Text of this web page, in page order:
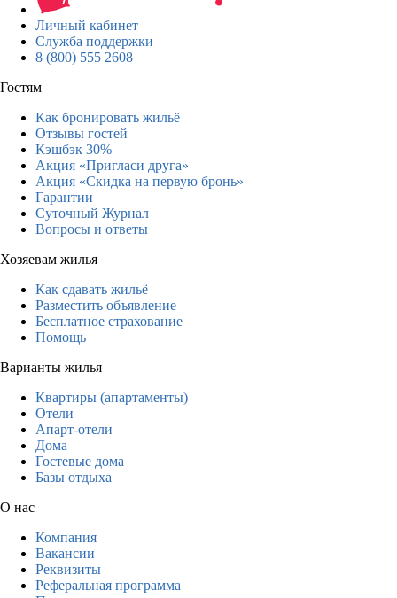
Личный кабинет
Служба поддержки
8 (800) 555 2608
Гостям
Как бронировать жильё
Отзывы гостей
Кэшбэк 30%
Акция «Пригласи друга»
Акция «Скидка на первую бронь»
Гарантии
Суточный Журнал
Вопросы и ответы
Хозяевам жилья
Как сдавать жильё
Разместить объявление
Бесплатное страхование
Помощь
Варианты жилья
Квартиры (апартаменты)
Отели
Апарт-отели
Дома
Гостевые дома
Базы отдыха
О нас
Компания
Вакансии
Реквизиты
Реферальная программа